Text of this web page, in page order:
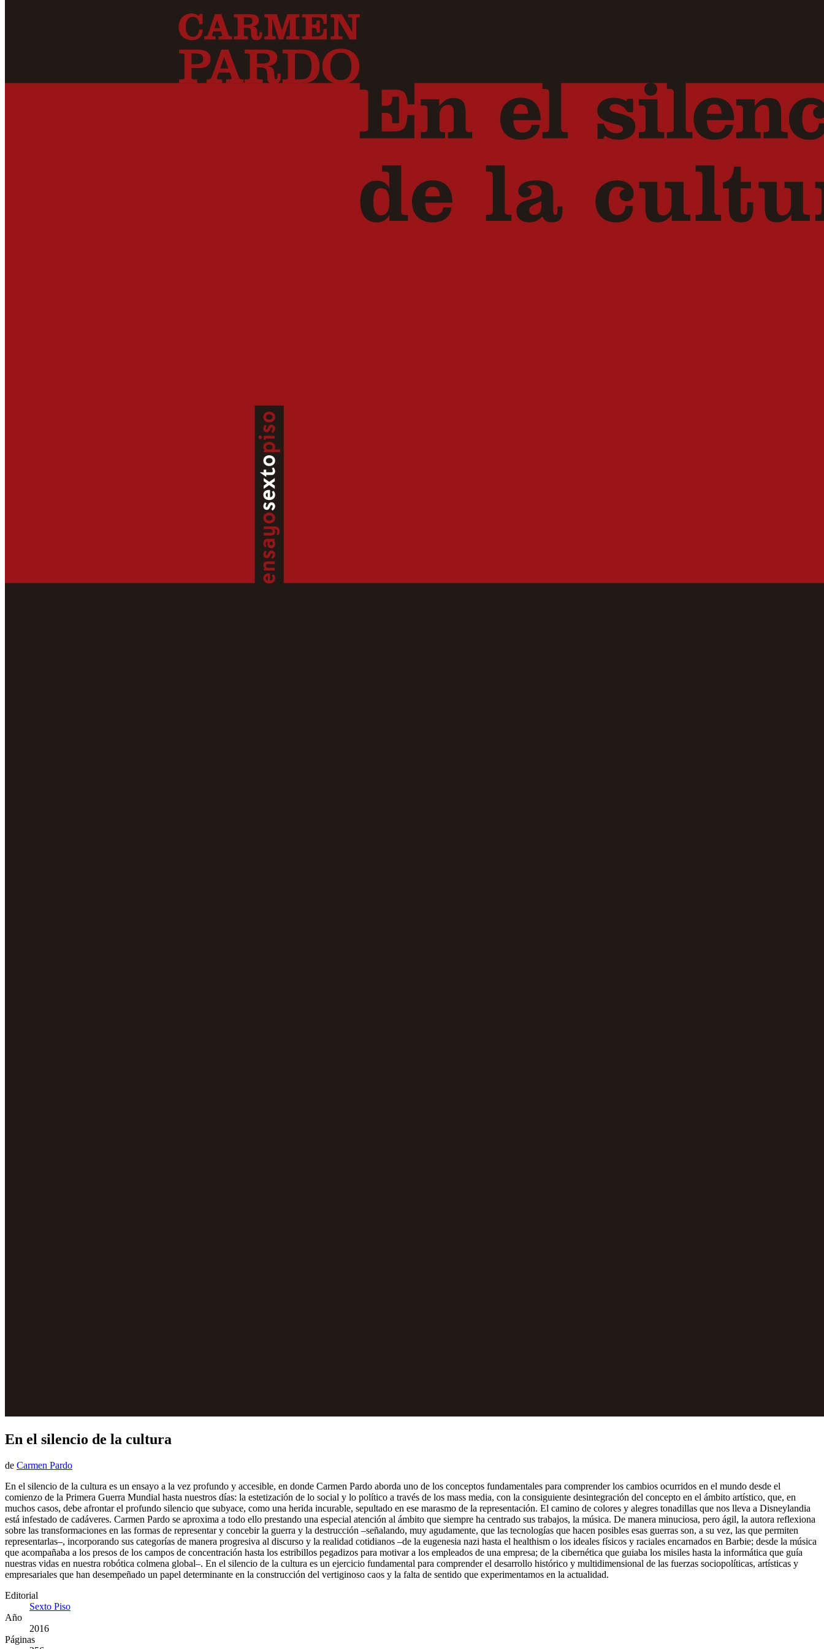
En el silencio de la cultura
de Carmen Pardo
En el silencio de la cultura es un ensayo a la vez profundo y accesible, en donde Carmen Pardo aborda uno de los conceptos fundamentales para comprender los cambios ocurridos en el mundo desde el
comienzo de la Primera Guerra Mundial hasta nuestros días: la estetización de lo social y lo político a través de los mass media, con la consiguiente desintegración del concepto en el ámbito artístico, que, en
muchos casos, debe afrontar el profundo silencio que subyace, como una herida incurable, sepultado en ese marasmo de la representación. El camino de colores y alegres tonadillas que nos lleva a Disneylandia
está infestado de cadáveres. Carmen Pardo se aproxima a todo ello prestando una especial atención al ámbito que siempre ha centrado sus trabajos, la música. De manera minuciosa, pero ágil, la autora reflexiona
sobre las transformaciones en las formas de representar y concebir la guerra y la destrucción –señalando, muy agudamente, que las tecnologías que hacen posibles esas guerras son, a su vez, las que permiten
representarlas–, incorporando sus categorías de manera progresiva al discurso y la realidad cotidianos –de la eugenesia nazi hasta el healthism o los ideales físicos y raciales encarnados en Barbie; desde la música
que acompañaba a los presos de los campos de concentración hasta los estribillos pegadizos para motivar a los empleados de una empresa; de la cibernética que guiaba los misiles hasta la informática que guía
nuestras vidas en nuestra robótica colmena global–. En el silencio de la cultura es un ejercicio fundamental para comprender el desarrollo histórico y multidimensional de las fuerzas sociopolíticas, artísticas y
empresariales que han desempeñado un papel determinante en la construcción del vertiginoso caos y la falta de sentido que experimentamos en la actualidad.
Editorial
Sexto Piso
Año
2016
Páginas